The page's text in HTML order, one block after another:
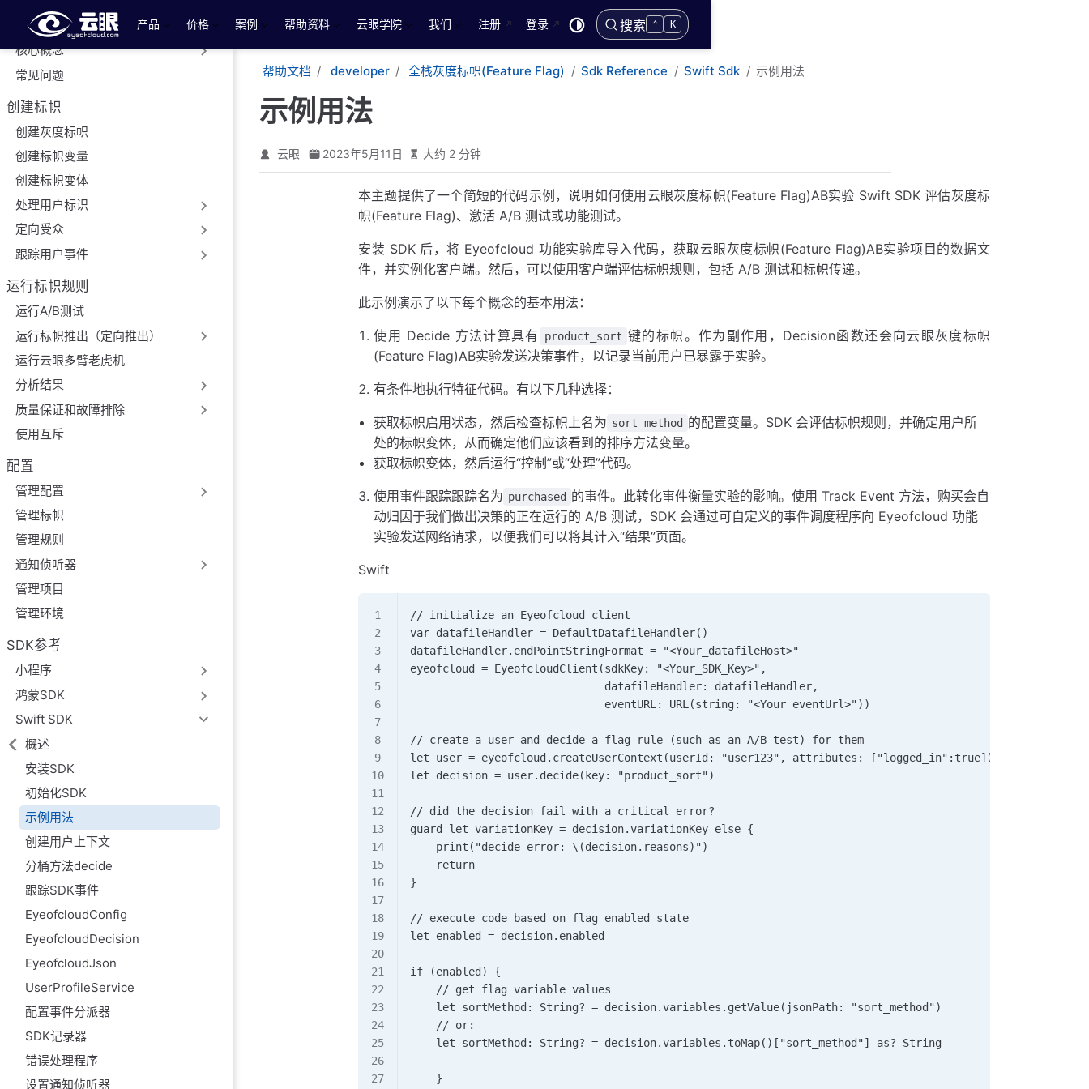
跳至主要內容
产品
价格 案例 帮助资料 云眼学院 我们 注册 登录 搜索 ⌃ K
快速入门
核心概念
常见问题
创建标帜
创建灰度标帜
创建标帜变量
创建标帜变体
处理用户标识
定向受众
跟踪用户事件
运行标帜规则
运行A/B测试
运行标帜推出（定向推出）
运行云眼多臂老虎机
分析结果
质量保证和故障排除
使用互斥
配置
管理配置
管理标帜
管理规则
通知侦听器
管理项目
管理环境
SDK参考
小程序
鸿蒙SDK
Swift SDK
概述
安装SDK
初始化SDK
示例用法
创建用户上下文
分桶方法decide
跟踪SDK事件
EyeofcloudConfig
EyeofcloudDecision
EyeofcloudJson
UserProfileService
配置事件分派器
SDK记录器
错误处理程序
设置通知侦听器
帮助文档 developer 全栈灰度标帜(Feature Flag) Sdk Reference Swift Sdk 示例用法
示例用法
云眼 2023年5月11日 大约 2 分钟
本主题提供了一个简短的代码示例，说明如何使用云眼灰度标帜(Feature Flag)AB实验 Swift SDK 评估灰度标
帜(Feature Flag)、激活 A/B 测试或功能测试。
安装 SDK 后，将 Eyeofcloud 功能实验库导入代码，获取云眼灰度标帜(Feature Flag)AB实验项目的数据文
件，并实例化客户端。然后，可以使用客户端评估标帜规则，包括 A/B 测试和标帜传递。
此示例演示了以下每个概念的基本用法：
使用 Decide 方法计算具有 product_sort 键的标帜。作为副作用，Decision函数还会向云眼灰度标帜
(Feature Flag)AB实验发送决策事件，以记录当前用户已暴露于实验。
有条件地执行特征代码。有以下几种选择：
获取标帜启用状态，然后检查标帜上名为 sort_method 的配置变量。SDK 会评估标帜规则，并确定用户所
处的标帜变体，从而确定他们应该看到的排序方法变量。
获取标帜变体，然后运行“控制”或“处理”代码。
使用事件跟踪跟踪名为 purchased 的事件。此转化事件衡量实验的影响。使用 Track Event 方法，购买会自
动归因于我们做出决策的正在运行的 A/B 测试，SDK 会通过可自定义的事件调度程序向 Eyeofcloud 功能
实验发送网络请求，以便我们可以将其计入“结果”页面。
Swift
// initialize an Eyeofcloud client
var datafileHandler = DefaultDatafileHandler()
datafileHandler.endPointStringFormat = "<Your_datafileHost>"
eyeofcloud = EyeofcloudClient(sdkKey: "<Your_SDK_Key>",
                              datafileHandler: datafileHandler,
                              eventURL: URL(string: "<Your eventUrl>"))
// create a user and decide a flag rule (such as an A/B test) for them
let user = eyeofcloud.createUserContext(userId: "user123", attributes: ["logged_in":true])
let decision = user.decide(key: "product_sort")
// did the decision fail with a critical error?
guard let variationKey = decision.variationKey else {
    print("decide error: \(decision.reasons)")
    return
}
// execute code based on flag enabled state
let enabled = decision.enabled
if (enabled) {
    // get flag variable values
    let sortMethod: String? = decision.variables.getValue(jsonPath: "sort_method")
    // or:
    let sortMethod: String? = decision.variables.toMap()["sort_method"] as? String
    }